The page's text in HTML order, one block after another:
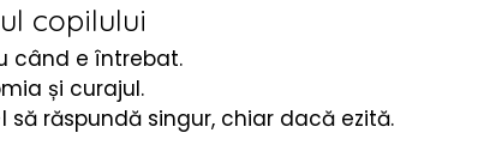
copilului
când e întrebat.
și curajul.
să răspundă singur, chiar dacă ezită.